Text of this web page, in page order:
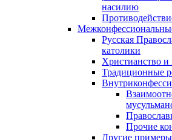
насилию
Русская
католики
Христианство и
Традиционные
Прочие
Другие примеры